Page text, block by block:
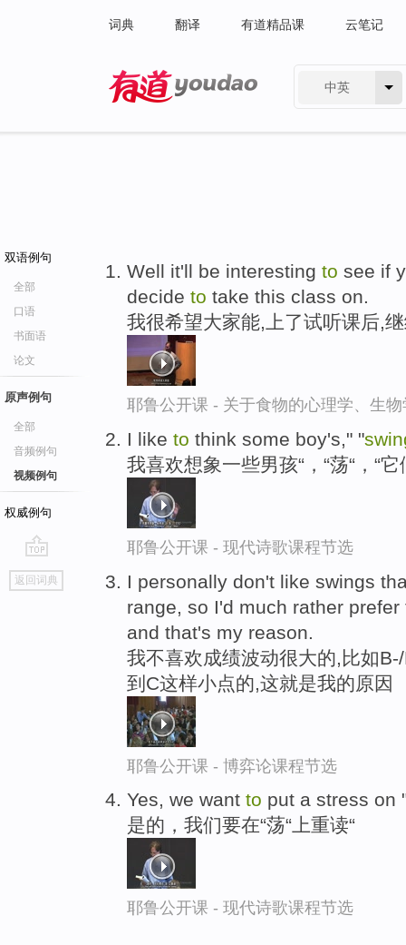
词典 翻译 有道精品课 云笔记
中英
双语例句
全部
口语
书面语
论文
原声例句
全部
音频例句
视频例句
权威例句
go
top
返回词典
Well it'll be interesting to see if
decide to take this class on.
我很希望大家能,上了试听课后,
耶鲁公开课 - 关于食物的心理学、生
I like to think some boy's," "
我喜欢想象一些男孩“，“荡“，“它
耶鲁公开课 - 现代诗歌课程节选
I personally don't like swings
range, so I'd much rather
and that's my reason.
我不喜欢成绩波动很大的,比如
到C这样小点的,这就是我的原因
耶鲁公开课 - 博弈论课程节选
Yes, we want to put a stress on
是的，我们要在“荡“上重读“
耶鲁公开课 - 现代诗歌课程节选